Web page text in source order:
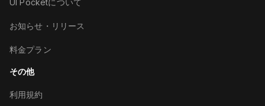
UI Pocketについて
お知らせ・リリース
料金プラン
その他
利用規約